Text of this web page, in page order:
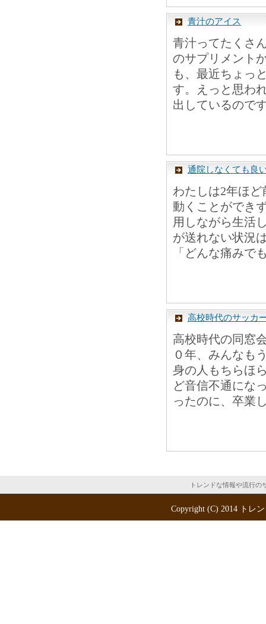
青汁のアイス
青汁ってたくさ
のサプリメント
も、最近ちょっ
す。えっと思わ
出しているので
通院しなくても良
わたしは2年ほ
動くことができ
用しながら生活
が送れない状況
「どんな痛みで
高校時代のサッカ
高校時代の同窓
０年、みんなも
身の人もちらほ
ど音信不通にな
ったのに、卒業
トレンドな情報や流行の
Copyright (C) 2014 トレ